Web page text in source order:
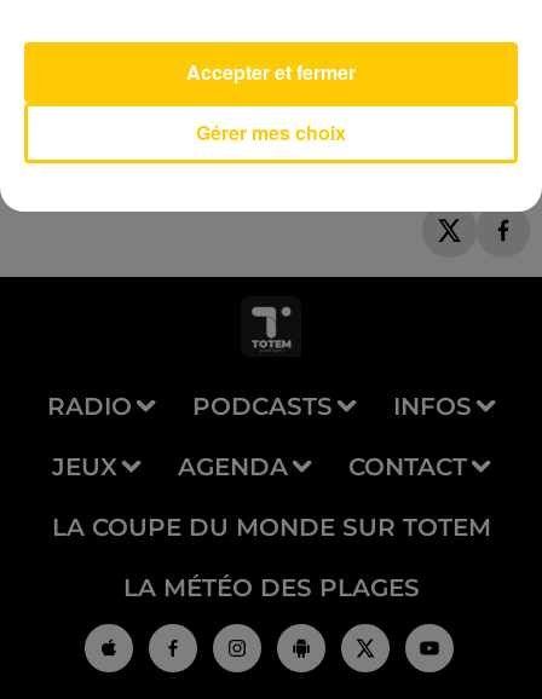
RADIO PODCASTS INFOS
JEUX AGENDA CONTACT
LA COUPE DU MONDE SUR TOTEM
LA MÉTÉO DES PLAGES
Gérer mes choix
Accepter et fermer